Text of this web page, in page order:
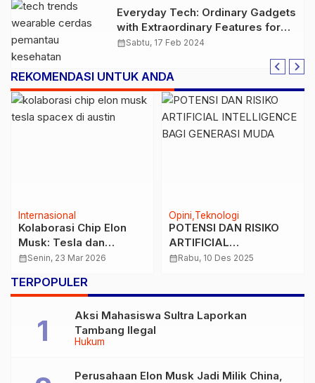
Everyday Tech: Ordinary Gadgets
with Extraordinary Features for
2023
calendar_monthSabtu, 17 Feb 2024
REKOMENDASI UNTUK ANDA
Internasional
Kolaborasi Chip Elon
Musk: Tesla dan
SpaceX Siapkan
calendar_monthSenin, 23 Mar 2026
Opini Teknologi
POTENSI DAN RISIKO
ARTIFICIAL
INTELLIGENCE BAGI
calendar_monthRabu, 10 Des 2025
TERPOPULER
Hukum
Aksi Mahasiswa Sultra Laporkan
Tambang Ilegal
Perusahaan Elon Musk Jadi Milik China,